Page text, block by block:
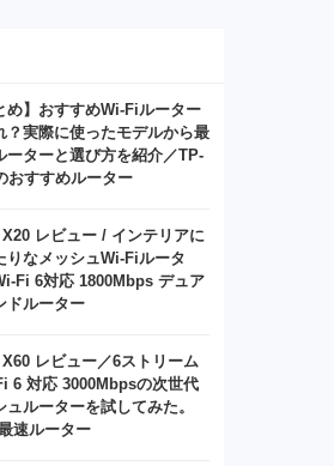
め】おすすめWi-Fiルーター
？実際に使ったモデルから最
ーターと選び方を紹介／TP-
おすすめルーター
X20 レビュー / インテリアに
りなメッシュWi-Fiルータ
Fi 6対応 1800Mbps デュア
ドルーター
レビュー／6ストリーム
6 対応 3000Mbpsの次世代
ュルーターを試してみた。
速ルーター